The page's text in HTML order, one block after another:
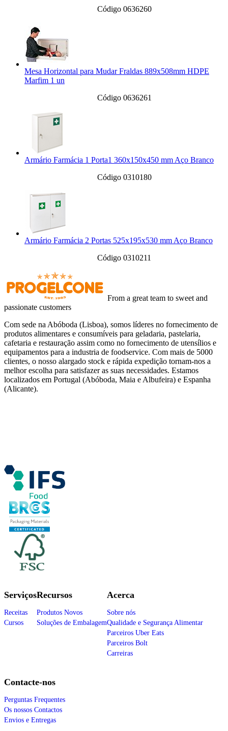
Código 0636260
Mesa Horizontal para Mudar Fraldas 889x508mm HDPE
Marfim 1 un
Código 0636261
Armário Farmácia 1 Porta1 360x150x450 mm Aço Branco
Código 0310180
Armário Farmácia 2 Portas 525x195x530 mm Aço Branco
Código 0310211
From a great team to sweet and
passionate customers
Com sede na Abóboda (Lisboa), somos líderes no fornecimento de
produtos alimentares e consumíveis para geladaria, pastelaria,
cafetaria e restauração assim como no fornecimento de utensílios e
equipamentos para a industria de foodservice. Com mais de 5000
clientes, o nosso alargado stock e rápida expedição tornam-nos a
melhor escolha para satisfazer as suas necessidades. Estamos
localizados em Portugal (Abóboda, Maia e Albufeira) e Espanha
(Alicante).
Serviços
Receitas
Cursos
Recursos
Produtos Novos
Soluções de Embalagem
Acerca
Sobre nós
Qualidade e Segurança Alimentar
Parceiros Uber Eats
Parceiros Bolt
Carreiras
Contacte-nos
Perguntas Frequentes
Os nossos Contactos
Envios e Entregas